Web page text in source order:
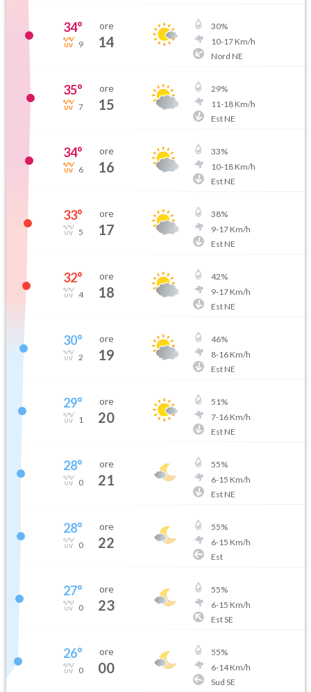
34°
9
ore
14
30%
10-17Km/h
Nord NE
35°
7
ore
15
29%
11-18Km/h
Est NE
34°
6
ore
16
33%
10-18Km/h
Est NE
33°
5
ore
17
38%
9-17Km/h
Est NE
32°
4
ore
18
42%
9-17Km/h
Est NE
30°
2
ore
19
46%
8-16Km/h
Est NE
29°
1
ore
20
51%
7-16Km/h
Est NE
28°
0
ore
21
55%
6-15 Km/h
Est NE
28°
0
ore
22
55%
6-15 Km/h
Est
27°
0
ore
23
55%
6-15 Km/h
Est SE
26°
0
ore
00
55%
6-14Km/h
Sud SE